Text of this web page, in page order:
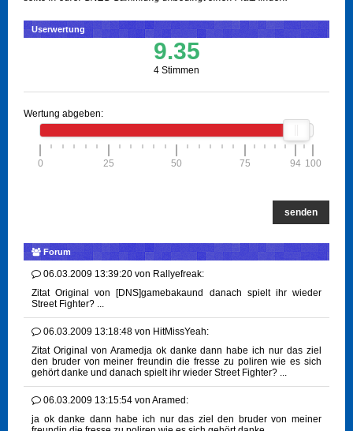
Userwertung
9.35
4 Stimmen
Wertung abgeben:
0 25 50 75 94 100
senden
Forum
06.03.2009 13:39:20 von Rallyefreak:
Zitat Original von [DNS]gamebakaund danach spielt ihr wieder
Street Fighter? ...
06.03.2009 13:18:48 von HitMissYeah:
Zitat Original von Aramedja ok danke dann habe ich nur das ziel
den bruder von meiner freundin die fresse zu poliren wie es sich
gehört danke und danach spielt ihr wieder Street Fighter? ...
06.03.2009 13:15:54 von Aramed:
ja ok danke dann habe ich nur das ziel den bruder von meiner